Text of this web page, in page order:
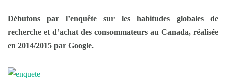
Débutons par l’enquête sur les habitudes globales de
recherche et d’achat des consommateurs au Canada, réalisée
en 2014/2015 par Google.